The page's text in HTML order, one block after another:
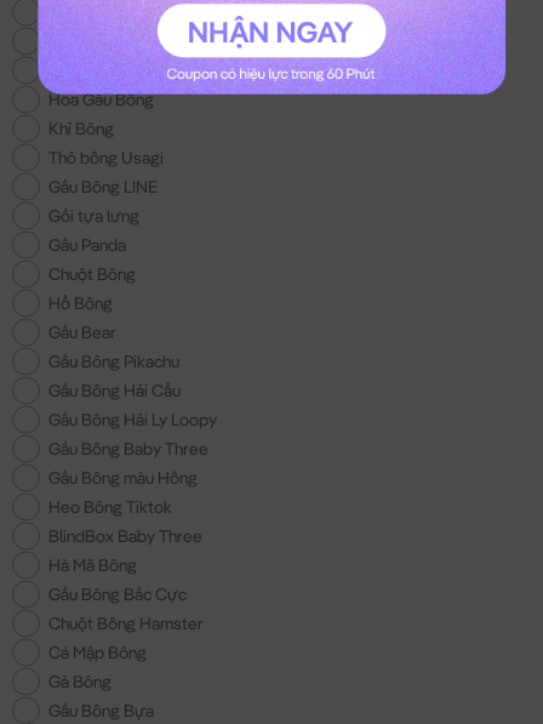
Mèo Bông Hoàng Thượng
Gấu Bông Con Bò
Balo Gấu Bông
Hoa Gấu Bông
Khỉ Bông
Thỏ bông Usagi
Gấu Bông LINE
Gối tựa lưng
Gấu Panda
Chuột Bông
Hổ Bông
Gấu Bear
Gấu Bông Pikachu
Gấu Bông Hải Cẩu
Gấu Bông Hải Ly Loopy
Gấu Bông Baby Three
Gấu Bông màu Hồng
Heo Bông Tiktok
BlindBox Baby Three
Hà Mã Bông
Gấu Bông Bắc Cực
Chuột Bông Hamster
Cá Mập Bông
Gà Bông
Gấu Bông Bựa